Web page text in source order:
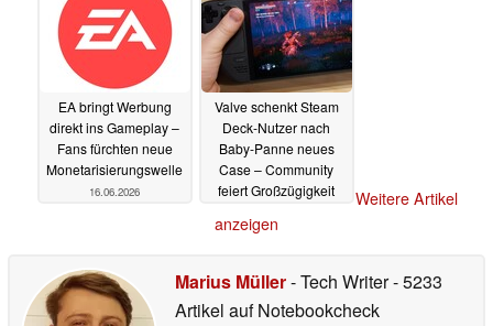
EA bringt Werbung
direkt ins Gameplay –
Fans fürchten neue
Monetarisierungswelle
16.06.2026
Valve schenkt Steam
Deck-Nutzer nach
Baby-Panne neues
Case – Community
feiert Großzügigkeit
Weitere Artikel
anzeigen
Marius Müller- Tech Writer- 5233
Artikel auf Notebookcheck